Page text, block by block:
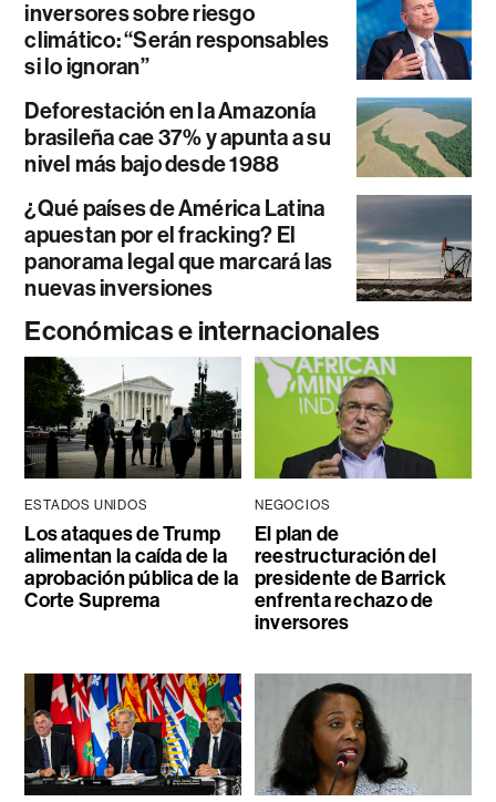
inversores sobre riesgo
climático: “Serán responsables
si lo ignoran”
Deforestación en la Amazonía
brasileña cae 37% y apunta a su
nivel más bajo desde 1988
¿Qué países de América Latina
apuestan por el fracking? El
panorama legal que marcará las
nuevas inversiones
Económicas e internacionales
ESTADOS UNIDOS
Los ataques de Trump
alimentan la caída de la
aprobación pública de la
Corte Suprema
NEGOCIOS
El plan de
reestructuración del
presidente de Barrick
enfrenta rechazo de
inversores